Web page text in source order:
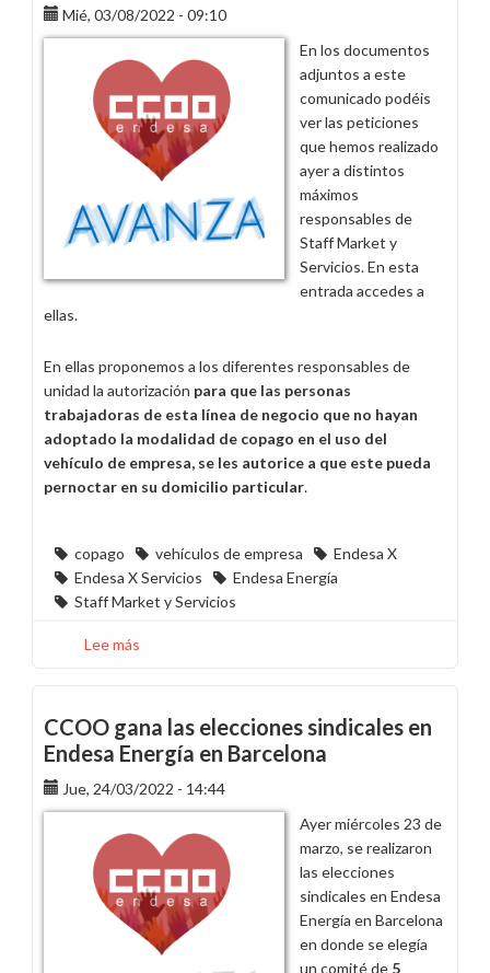
se
realiza
sin
ninguna
de
las
mejoras
solicitadas
por
la
Mié, 03/08/2022 - 09:10
En los documentos
adjuntos a este
comunicado podéis
ver las peticiones
que hemos realizado
ayer a distintos
máximos
responsables de
Staff Market y
Servicios. En esta
entrada accedes a
ellas.
En ellas proponemos a los diferentes responsables de
unidad la autorización para que las personas
trabajadoras de esta línea de negocio que no hayan
adoptado la modalidad de copago en el uso del
vehículo de empresa, se les autorice a que este pueda
pernoctar en su domicilio particular.
copago vehículos de empresa
Endesa X
Endesa X Servicios
Endesa Energía
Staff Market y Servicios
Lee más
autorice
el
pernocte
de
vehículos
el
domicilio
de
las
CCOO gana las elecciones sindicales en
Endesa Energía en Barcelona
Jue, 24/03/2022 - 14:44
Ayer miércoles 23 de
marzo, se realizaron
las elecciones
sindicales en Endesa
Energía en Barcelona
en donde se elegía
un comité de 5